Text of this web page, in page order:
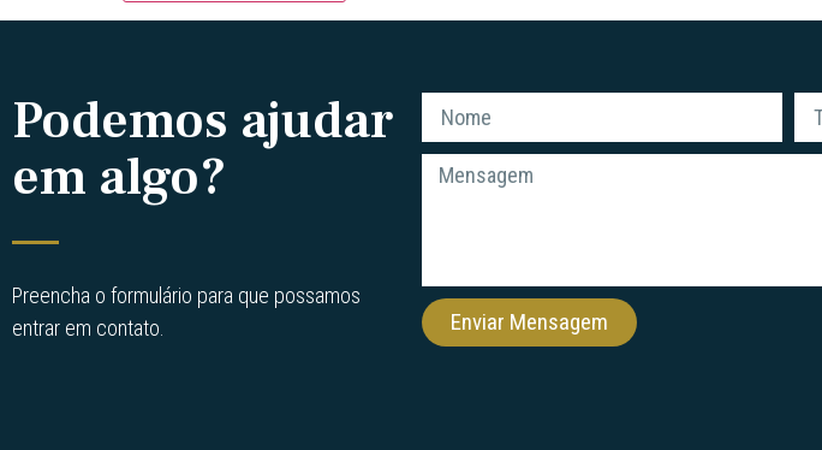
Podemos ajudar
em algo?
Preencha o formulário para que possamos
entrar em contato.
Enviar Mensagem